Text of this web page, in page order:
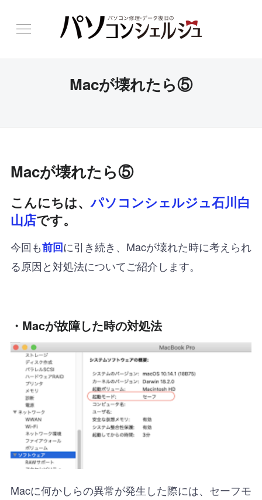
Macが壊れたら⑤
Macが壊れたら⑤
こんにちは、パソコンシェルジュ石川白
山店です。
今回も前回に引き続き、Macが壊れた時に考えられ
る原因と対処法についてご紹介します。
・Macが故障した時の対処法
Macに何かしらの異常が発生した際には、セーフモ